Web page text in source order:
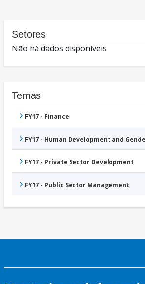
Setores
Não há dados disponíveis
Temas
FY17 - Finance
FY17 - Human Development and
FY17 - Private Sector Development
FY17 - Public Sector Management